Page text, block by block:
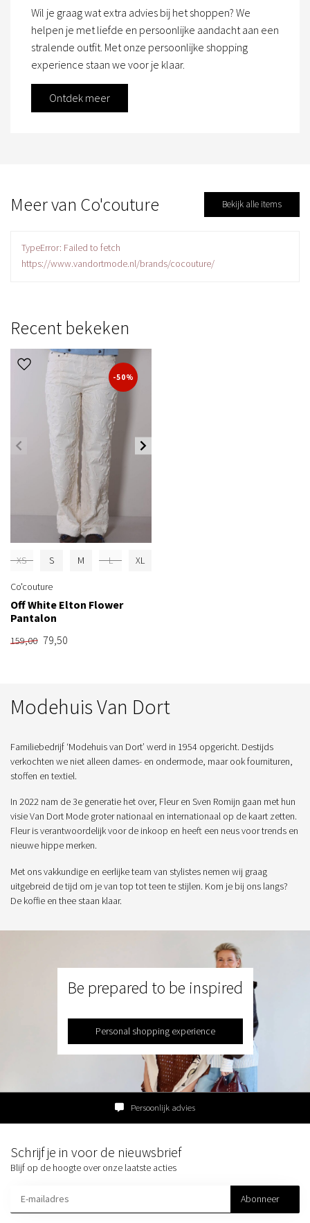
Wil je graag wat extra advies bij het shoppen? We
helpen je met liefde en persoonlijke aandacht aan een
stralende outfit. Met onze persoonlijke shopping
experience staan we voor je klaar.
Ontdek meer
Meer van Co'couture Bekijk alle items
TypeError: Failed to fetch
https://www.vandortmode.nl/brands/cocouture/
Recent bekeken
-50%
XS S M L XL
Co'couture
Off White Elton Flower
Pantalon
159,00 79,50
Modehuis Van Dort
Familiebedrijf ‘Modehuis van Dort’ werd in 1954 opgericht. Destijds
verkochten we niet alleen dames- en ondermode, maar ook fournituren,
stoffen en textiel.
In 2022 nam de 3e generatie het over, Fleur en Sven Romijn gaan met hun
visie Van Dort Mode groter nationaal en internationaal op de kaart zetten.
Fleur is verantwoordelijk voor de inkoop en heeft een neus voor trends en
nieuwe hippe merken.
Met ons vakkundige en eerlijke team van stylistes nemen wij graag
uitgebreid de tijd om je van top tot teen te stijlen. Kom je bij ons langs?
De koffie en thee staan klaar.
Be prepared to be inspired
Personal shopping experience
Persoonlijk advies
Schrijf je in voor de nieuwsbrief
Blijf op de hoogte over onze laatste acties
Abonneer